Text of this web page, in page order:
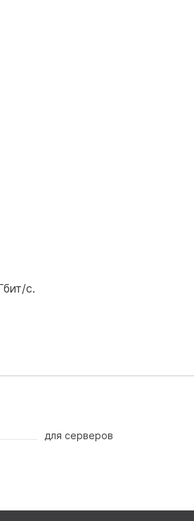
с.
для серверов